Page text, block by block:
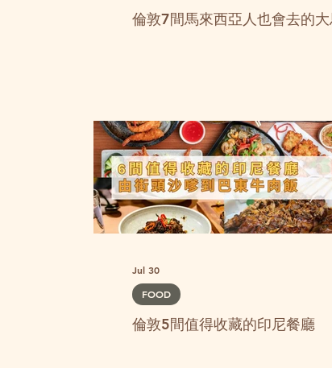
倫敦7間馬來西亞人也會去的
倫敦5間值得收藏的印尼餐廳
FOOD
Jul 30